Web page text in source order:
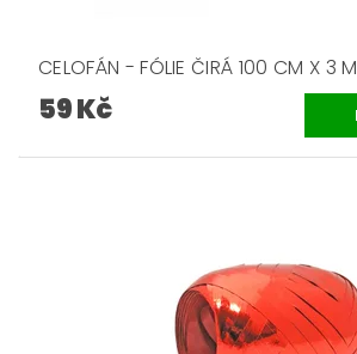
CELOFÁN - FÓLIE ČIRÁ 100 CM X 3 M
59 Kč